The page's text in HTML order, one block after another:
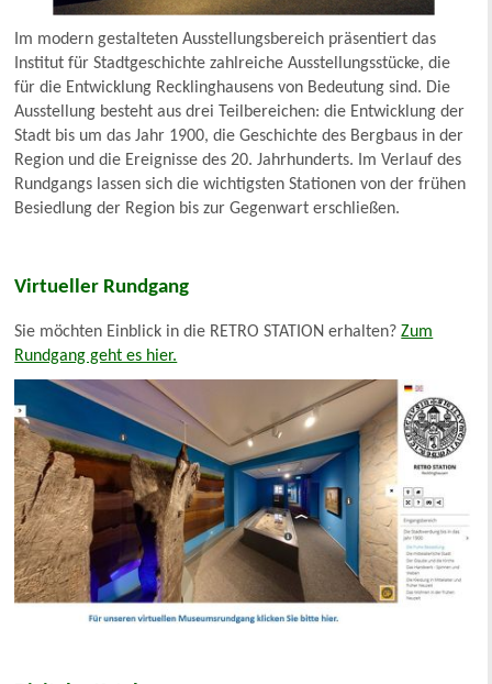
Im modern gestalteten Ausstellungsbereich präsentiert das
Institut für Stadtgeschichte zahlreiche Ausstellungsstücke, die
für die Entwicklung Recklinghausens von Bedeutung sind. Die
Ausstellung besteht aus drei Teilbereichen: die Entwicklung der
Stadt bis um das Jahr 1900, die Geschichte des Bergbaus in der
Region und die Ereignisse des 20. Jahrhunderts. Im Verlauf des
Rundgangs lassen sich die wichtigsten Stationen von der frühen
Besiedlung der Region bis zur Gegenwart erschließen.
Virtueller Rundgang
Sie möchten Einblick in die RETRO STATION erhalten?Zum
Rundgang geht es hier.